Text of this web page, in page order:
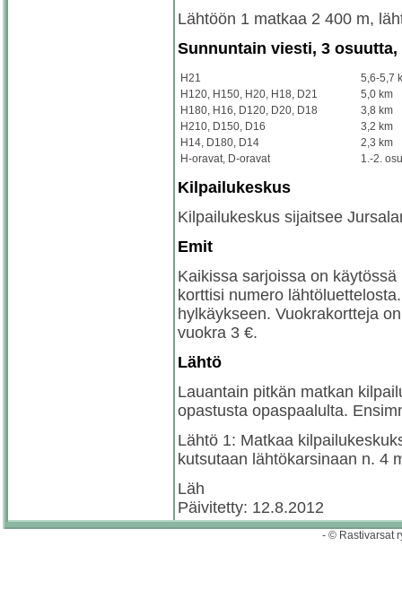
Lähtöön 1 matkaa 2 400 m,
Sunnuntain viesti, 3 osuutta,
H21
5,6-5,7
H120, H150, H20, H18, D21
5,0 km
H180, H16, D120, D20, D18
3,8 km
H210, D150, D16
3,2 km
H14, D180, D14
2,3 km
H-oravat, D-oravat
1.-2.
Kilpailukeskus
Kilpailukeskus sijaitsee
Emit
Kaikissa sarjoissa on
korttisi numero
hylkäykseen. Vuokrakortteja
vuokra 3 €.
Lähtö
Lauantain pitkän matkan
opastusta opaspaalulta.
Lähtö 1: Matkaa
kutsutaan lähtökarsinaan n. 4
Läh
Päivitetty: 12.8.2012
- © Rastivarsat